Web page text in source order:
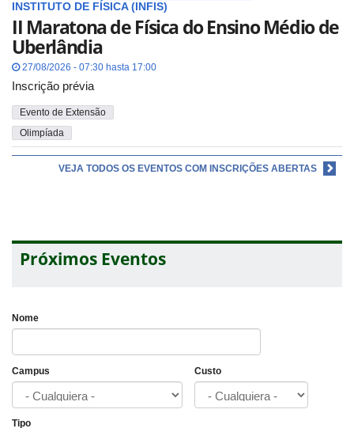
INSTITUTO DE FÍSICA (INFIS)
II Maratona de Física do Ensino Médio de
Uberlândia
27/08/2026 - 07:30 hasta 17:00
Inscrição prévia
Evento de Extensão
Olimpíada
VEJA TODOS OS EVENTOS COM INSCRIÇÕES ABERTAS
Próximos Eventos
Nome
Campus Custo
Tipo